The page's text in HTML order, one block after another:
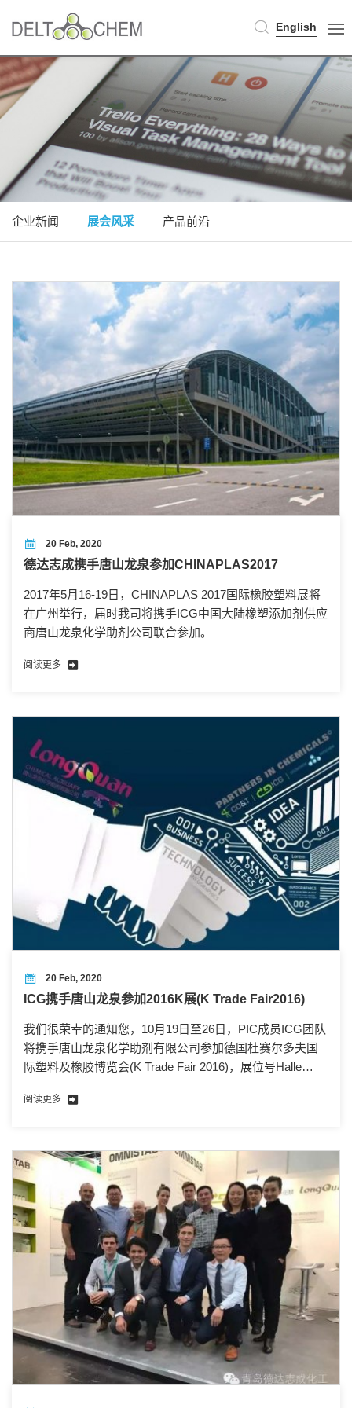
English
企业新闻 展会风采 产品前沿
20 Feb, 2020
德达志成携手唐山龙泉参加CHINAPLAS2017
2017年5月16-19日，CHINAPLAS 2017国际橡胶塑料展将
在广州举行，届时我司将携手ICG中国大陆橡塑添加剂供应
商唐山龙泉化学助剂公司联合参加。
阅读更多
20 Feb, 2020
ICG携手唐山龙泉参加2016K展(K Trade Fair2016)
我们很荣幸的通知您，10月19日至26日，PIC成员ICG团队
将携手唐山龙泉化学助剂有限公司参加德国杜赛尔多夫国
际塑料及橡胶博览会(K Trade Fair 2016)，展位号Halle
阅读更多